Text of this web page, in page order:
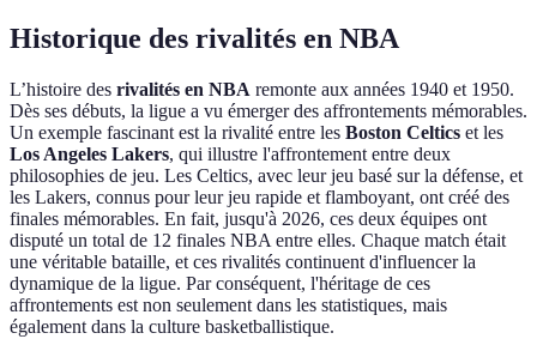
Historique des rivalités en NBA
L’histoire des rivalités en NBA remonte aux années 1940 et 1950.
Dès ses débuts, la ligue a vu émerger des affrontements mémorables.
Un exemple fascinant est la rivalité entre les Boston Celtics et les
Los Angeles Lakers, qui illustre l'affrontement entre deux
philosophies de jeu. Les Celtics, avec leur jeu basé sur la défense, et
les Lakers, connus pour leur jeu rapide et flamboyant, ont créé des
finales mémorables. En fait, jusqu'à 2026, ces deux équipes ont
disputé un total de 12 finales NBA entre elles. Chaque match était
une véritable bataille, et ces rivalités continuent d'influencer la
dynamique de la ligue. Par conséquent, l'héritage de ces
affrontements est non seulement dans les statistiques, mais
également dans la culture basketballistique.